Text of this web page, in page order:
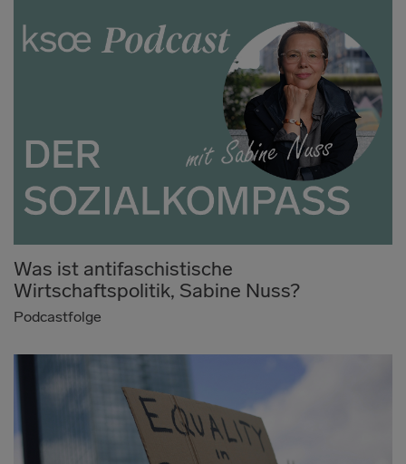
Was ist antifaschistische
Wirtschaftspolitik, Sabine Nuss?
Podcastfolge